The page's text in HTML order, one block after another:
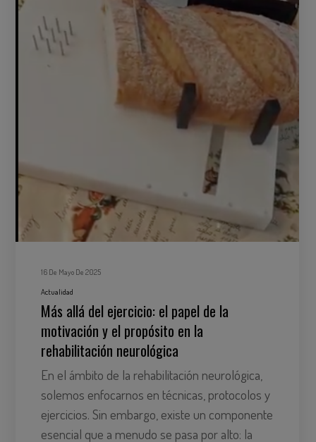
16 De Mayo De 2025
Actualidad
Más allá del ejercicio: el papel de la
motivación y el propósito en la
rehabilitación neurológica
En el ámbito de la rehabilitación neurológica,
solemos enfocarnos en técnicas, protocolos y
ejercicios. Sin embargo, existe un componente
esencial que a menudo se pasa por alto: la